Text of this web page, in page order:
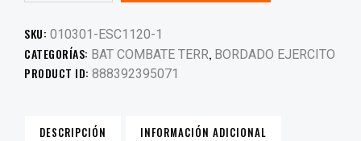
SKU: 010301-ESC1120-1
CATEGORÍAS: BAT COMBATE TERR, BORDADO EJERCITO
PRODUCT ID: 888392395071
DESCRIPCIÓN INFORMACIÓN ADICIONAL